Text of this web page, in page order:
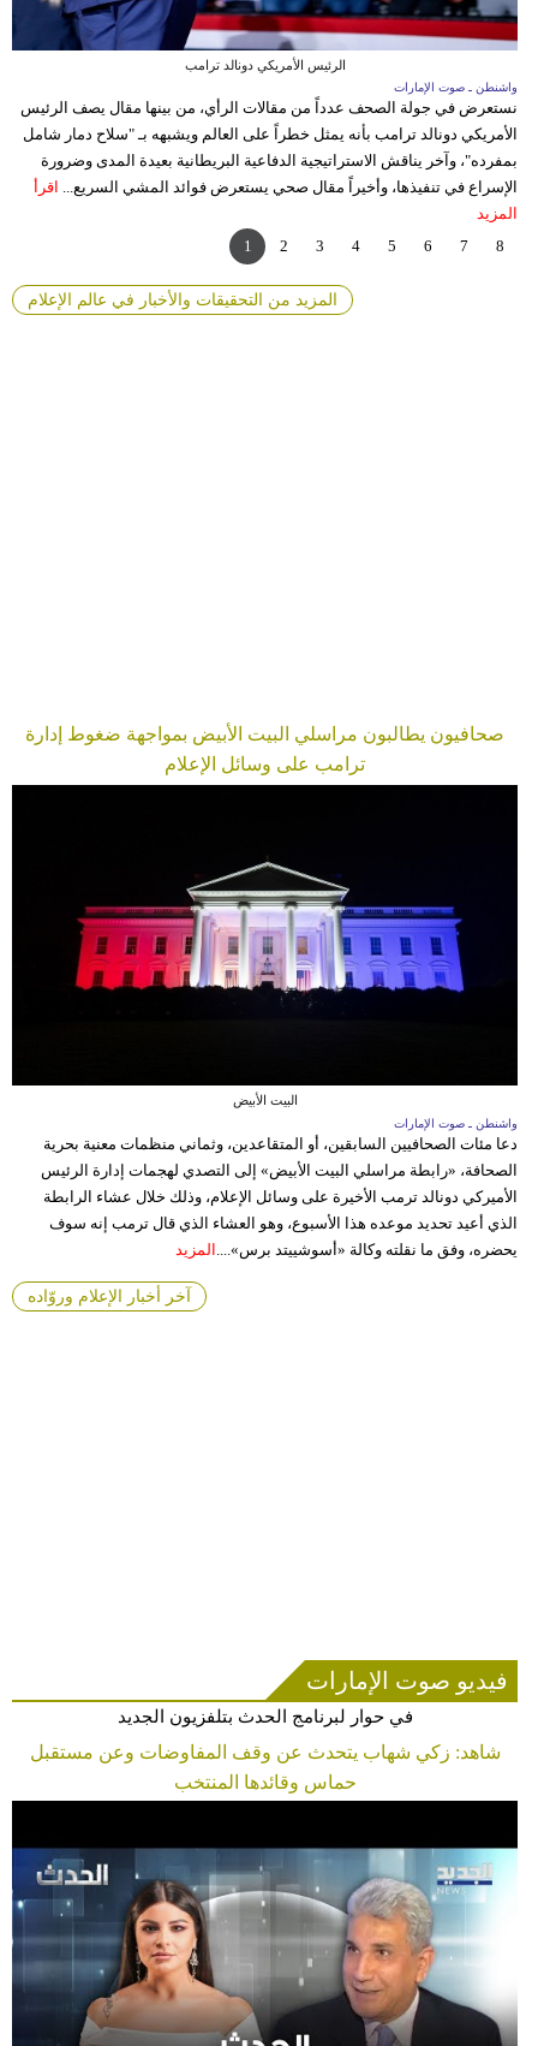
وسفر
أخبار
إعلام
الرئيس الأمريكي دونالد ترامب
واشنطن ـ صوت الإمارات
نستعرض في جولة الصحف عدداً من مقالات الرأي، من بينها مقال يصف الرئيس
الأمريكي دونالد ترامب بأنه يمثل خطراً على العالم ويشبهه بـ "سلاح دمار شامل
بمفرده"، وآخر يناقش الاستراتيجية الدفاعية البريطانية بعيدة المدى وضرورة
الإسراع في تنفيذها، وأخيراً مقال صحي يستعرض فوائد المشي السريع... اقرأ
المزيد
1 2 3 4 5 6 7 8
المزيد من التحقيقات والأخبار في عالم الإعلام
صحافيون يطالبون مراسلي البيت الأبيض بمواجهة ضغوط إدارة
ترامب على وسائل الإعلام
البيت الأبيض
واشنطن ـ صوت الإمارات
دعا مئات الصحافيين السابقين، أو المتقاعدين، وثماني منظمات معنية بحرية
الصحافة، «رابطة مراسلي البيت الأبيض» إلى التصدي لهجمات إدارة الرئيس
الأميركي دونالد ترمب الأخيرة على وسائل الإعلام، وذلك خلال عشاء الرابطة
الذي أعيد تحديد موعده هذا الأسبوع، وهو العشاء الذي قال ترمب إنه سوف
يحضره، وفق ما نقلته وكالة «أسوشييتد برس»....
المزيد
آخر أخبار الإعلام وروّاده
فيديو صوت الإمارات
في حوار لبرنامج الحدث بتلفزيون الجديد
شاهد: زكي شهاب يتحدث عن وقف المفاوضات وعن مستقبل
حماس وقائدها المنتخب